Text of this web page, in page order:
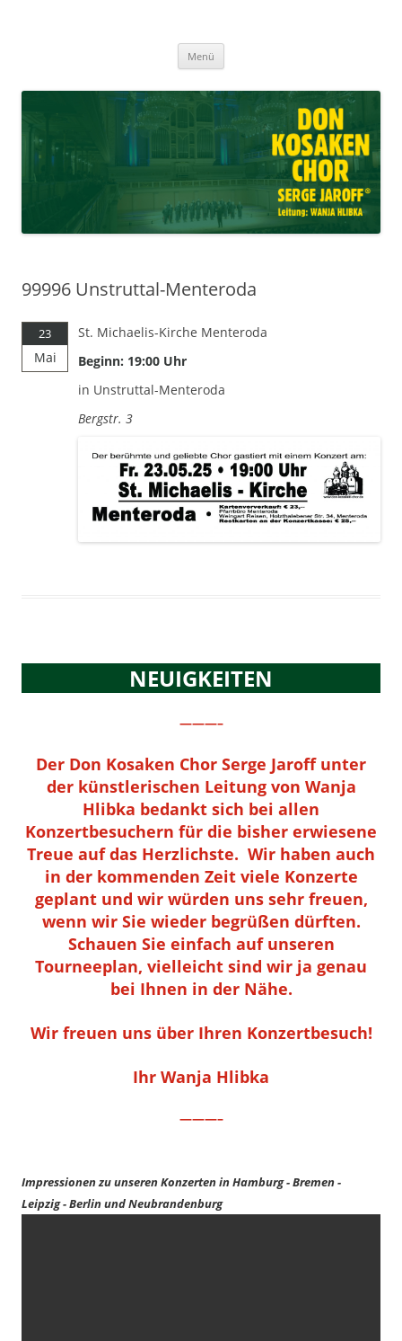
Leitung: Wanja Hlibka
Menü
99996 Unstruttal-Menteroda
23
Mai
St. Michaelis-Kirche Menteroda
Beginn: 19:00 Uhr
in Unstruttal-Menteroda
Bergstr. 3
NEUIGKEITEN
———–
Der Don Kosaken Chor Serge Jaroff unter
der künstlerischen Leitung von Wanja
Hlibka bedankt sich bei allen
Konzertbesuchern für die bisher erwiesene
Treue auf das Herzlichste. Wir haben auch
in der kommenden Zeit viele Konzerte
geplant und wir würden uns sehr freuen,
wenn wir Sie wieder begrüßen dürften.
Schauen Sie einfach auf unseren
Tourneeplan, vielleicht sind wir ja genau
bei Ihnen in der Nähe.
Wir freuen uns über Ihren Konzertbesuch!
Ihr Wanja Hlibka
———–
Impressionen zu unseren Konzerten in Hamburg - Bremen -
Leipzig - Berlin und Neubrandenburg